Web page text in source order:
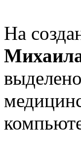
На
выделено